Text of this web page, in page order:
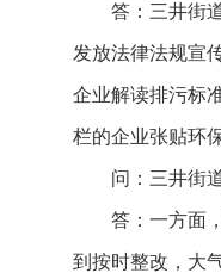
答：三井街
发放法律法规宣
企业解读排污标
栏的企业张贴环
问：三井街
答：一方面
到按时整改，大